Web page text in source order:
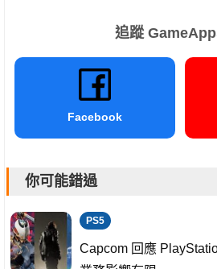
追蹤
Facebook
你可能錯過
PS5
Capcom 回應